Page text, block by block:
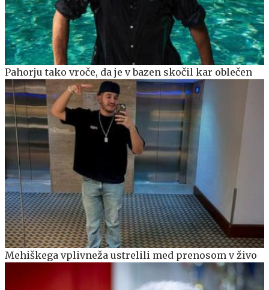
Pahorju tako vroče, da je v bazen skočil kar oblečen
Mehiškega vplivneža ustrelili med prenosom v živo